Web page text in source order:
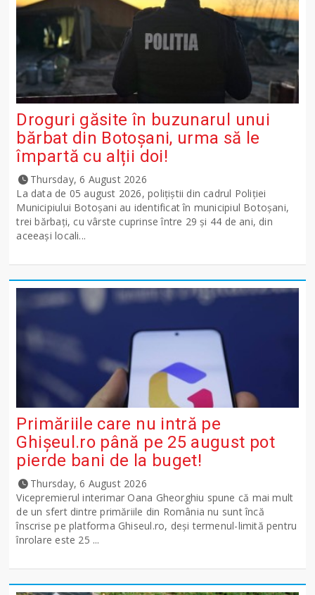
Droguri găsite în buzunarul unui
bărbat din Botoșani, urma să le
împartă cu alții doi!
Thursday, 6 August 2026
La data de 05 august 2026, polițiștii din cadrul Poliției
Municipiului Botoșani au identificat în municipiul Botoșani,
trei bărbați, cu vârste cuprinse între 29 și 44 de ani, din
aceeași locali...
Primăriile care nu intră pe
Ghişeul.ro până pe 25 august pot
pierde bani de la buget!
Thursday, 6 August 2026
Vicepremierul interimar Oana Gheorghiu spune că mai mult
de un sfert dintre primăriile din România nu sunt încă
înscrise pe platforma Ghiseul.ro, deși termenul-limită pentru
înrolare este 25 ...